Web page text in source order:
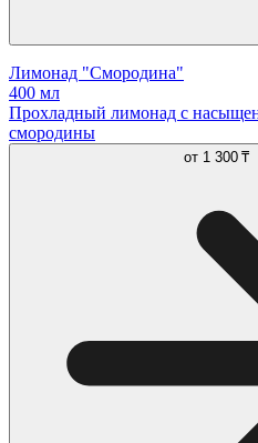
Лимонад "Смородина"
400 мл
Прохладный лимонад с
смородины
от 1 300 ₸